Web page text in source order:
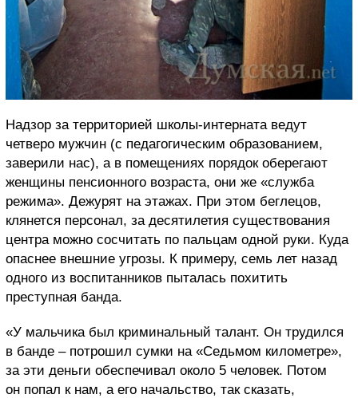
Надзор за территорией школы-интерната ведут
четверо мужчин (с педагогическим образованием,
заверили нас), а в помещениях порядок оберегают
женщины пенсионного возраста, они же «служба
режима». Дежурят на этажах. При этом беглецов,
клянется персонал, за десятилетия существования
центра можно сосчитать по пальцам одной руки. Куда
опаснее внешние угрозы. К примеру, семь лет назад
одного из воспитанников пыталась похитить
преступная банда.
«У мальчика был криминальный талант. Он трудился
в банде – потрошил сумки на «Седьмом километре»,
за эти деньги обеспечивал около 5 человек. Потом
он попал к нам, а его начальство, так сказать,